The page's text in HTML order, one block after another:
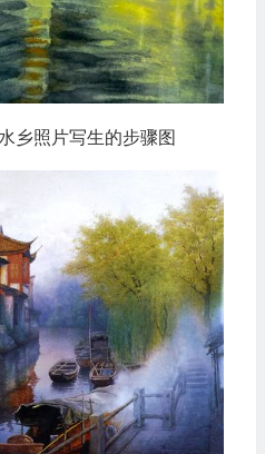
乡照片写生的步骤图